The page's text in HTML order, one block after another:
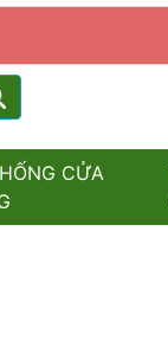
khóa tìm kiếm
CỬA